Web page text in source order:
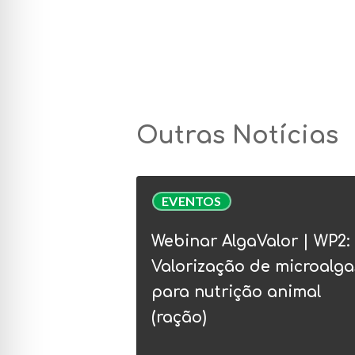
Outras Notícias
EVENTOS
AlgaValor
WP2:
microalgas
Webinar AlgaValor | WP2:
Valorização de
para nutrição animal
(ração)